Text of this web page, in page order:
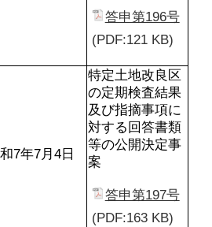
答申第196号
(PDF:121 KB)
7年7月4日
特定土地改良区
の定期検査結果
及び指摘事項に
対する回答書類
等の公開決定事
案
答申第197号
(PDF:163 KB)